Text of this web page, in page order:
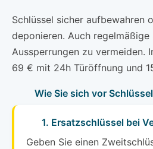
Schlüssel sicher aufbewahren
deponieren. Auch
Aussperrungen zu vermeiden.
69 € mit 24h Türöffnung und
Wie Sie sich vor
1. Ersatzschlüssel bei
Geben Sie einen